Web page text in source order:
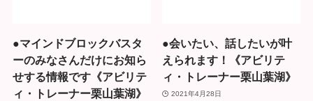
●マインドブロックバスタ
ーのみなさんだけにお知ら
せする情報です《アビリテ
ィ・トレーナー栗山葉湖》
●会いたい、話したいが叶
えられます！《アビリテ
ィ・トレーナー栗山葉湖》
2021年4月28日